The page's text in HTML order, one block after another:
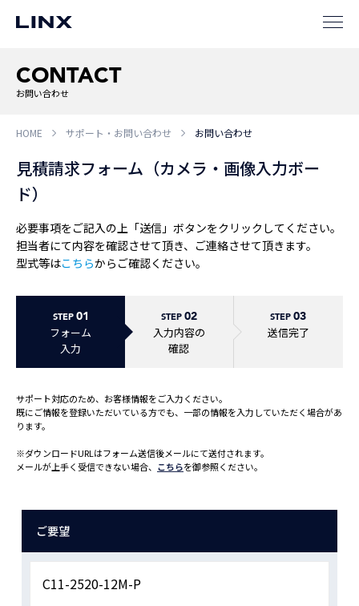
企業情報
CONTACT
お問い合わせ
HOME サポート・お問い合わせ お問い合わせ
見積請求フォーム（カメラ・画像入力ボー
ド）
必要事項をご記入の上「送信」ボタンをクリックしてください。
担当者にて内容を確認させて頂き、ご連絡させて頂きます。
型式等はこちらからご確認ください。
STEP 01
フォーム
入力
STEP 02
入力内容の
確認
STEP 03
送信完了
サポート対応のため、お客様情報をご入力ください。
既にご情報を登録いただいている方でも、一部の情報を入力していただく場合があ
ります。
※ダウンロードURLはフォーム送信後メールにて送付されます。
メールが上手く受信できない場合、 こちらを御参照ください。
ご要望